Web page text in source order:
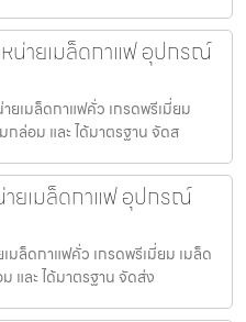
หน่ายเมล็ดกาแฟ อุปกรณ์
ยเมล็ดกาแฟคั่ว เกรดพรีเมี่ยม
ล่อม และ ได้มาตรฐาน จัดส
ายเมล็ดกาแฟ อุปกรณ์
มล็ดกาแฟคั่ว เกรดพรีเมี่ยม เมล็ด
และ ได้มาตรฐาน จัดส่ง